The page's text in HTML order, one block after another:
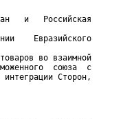
и   Российская
Евразийского
во взаимной
союза  с
Сторон,